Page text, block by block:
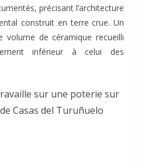
précisant l’architecture
construit en terre crue. Un
de céramique recueilli
inférieur à celui des